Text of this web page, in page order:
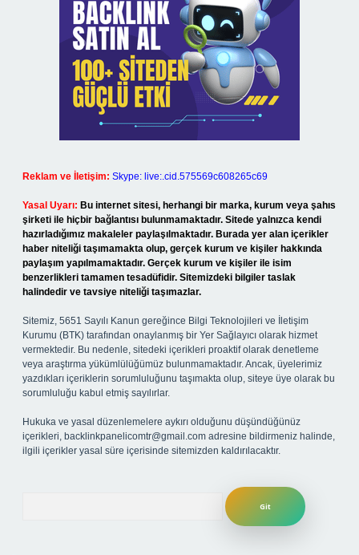
Reklam ve İletişim: Skype: live:.cid.575569c608265c69
Yasal Uyarı: Bu internet sitesi, herhangi bir marka, kurum veya şahıs
şirketi ile hiçbir bağlantısı bulunmamaktadır. Sitede yalnızca kendi
hazırladığımız makaleler paylaşılmaktadır. Burada yer alan içerikler
haber niteliği taşımamakta olup, gerçek kurum ve kişiler hakkında
paylaşım yapılmamaktadır. Gerçek kurum ve kişiler ile isim
benzerlikleri tamamen tesadüfidir. Sitemizdeki bilgiler taslak
halindedir ve tavsiye niteliği taşımazlar.
Sitemiz, 5651 Sayılı Kanun gereğince Bilgi Teknolojileri ve İletişim
Kurumu (BTK) tarafından onaylanmış bir Yer Sağlayıcı olarak hizmet
vermektedir. Bu nedenle, sitedeki içerikleri proaktif olarak denetleme
veya araştırma yükümlülüğümüz bulunmamaktadır. Ancak, üyelerimiz
yazdıkları içeriklerin sorumluluğunu taşımakta olup, siteye üye olarak bu
sorumluluğu kabul etmiş sayılırlar.
Hukuka ve yasal düzenlemelere aykırı olduğunu düşündüğünüz
içerikleri, backlinkpanelicomtr@gmail.com adresine bildirmeniz halinde,
ilgili içerikler yasal süre içerisinde sitemizden kaldırılacaktır.